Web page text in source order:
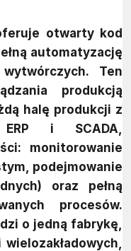
otwarty kod
automatyzację
Ten
produkcją
halę produkcji z
i SCADA,
monitorowanie
podejmowanie
oraz pełną
procesów.
o jedną fabrykę,